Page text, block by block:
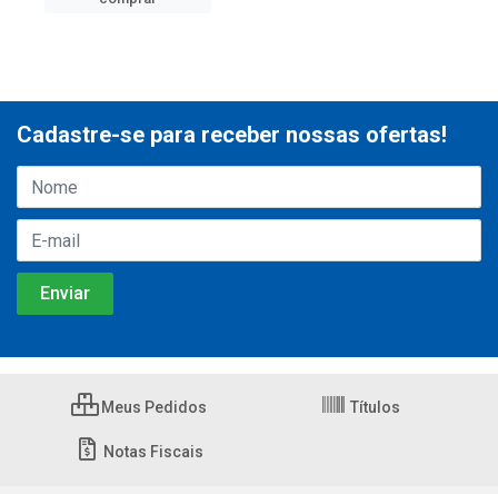
Cadastre-se para receber nossas ofertas!
Meus Pedidos Títulos
Notas Fiscais